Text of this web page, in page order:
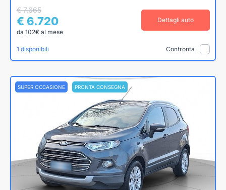
€ 7.665
€ 6.720
da 102€ al mese
Dettagli auto
1 disponibili Confronta
SUPER OCCASIONE PRONTA CONSEGNA